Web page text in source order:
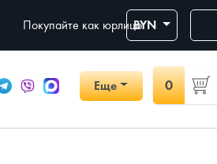
Покупайте как юрлицоBYN
Еще 0